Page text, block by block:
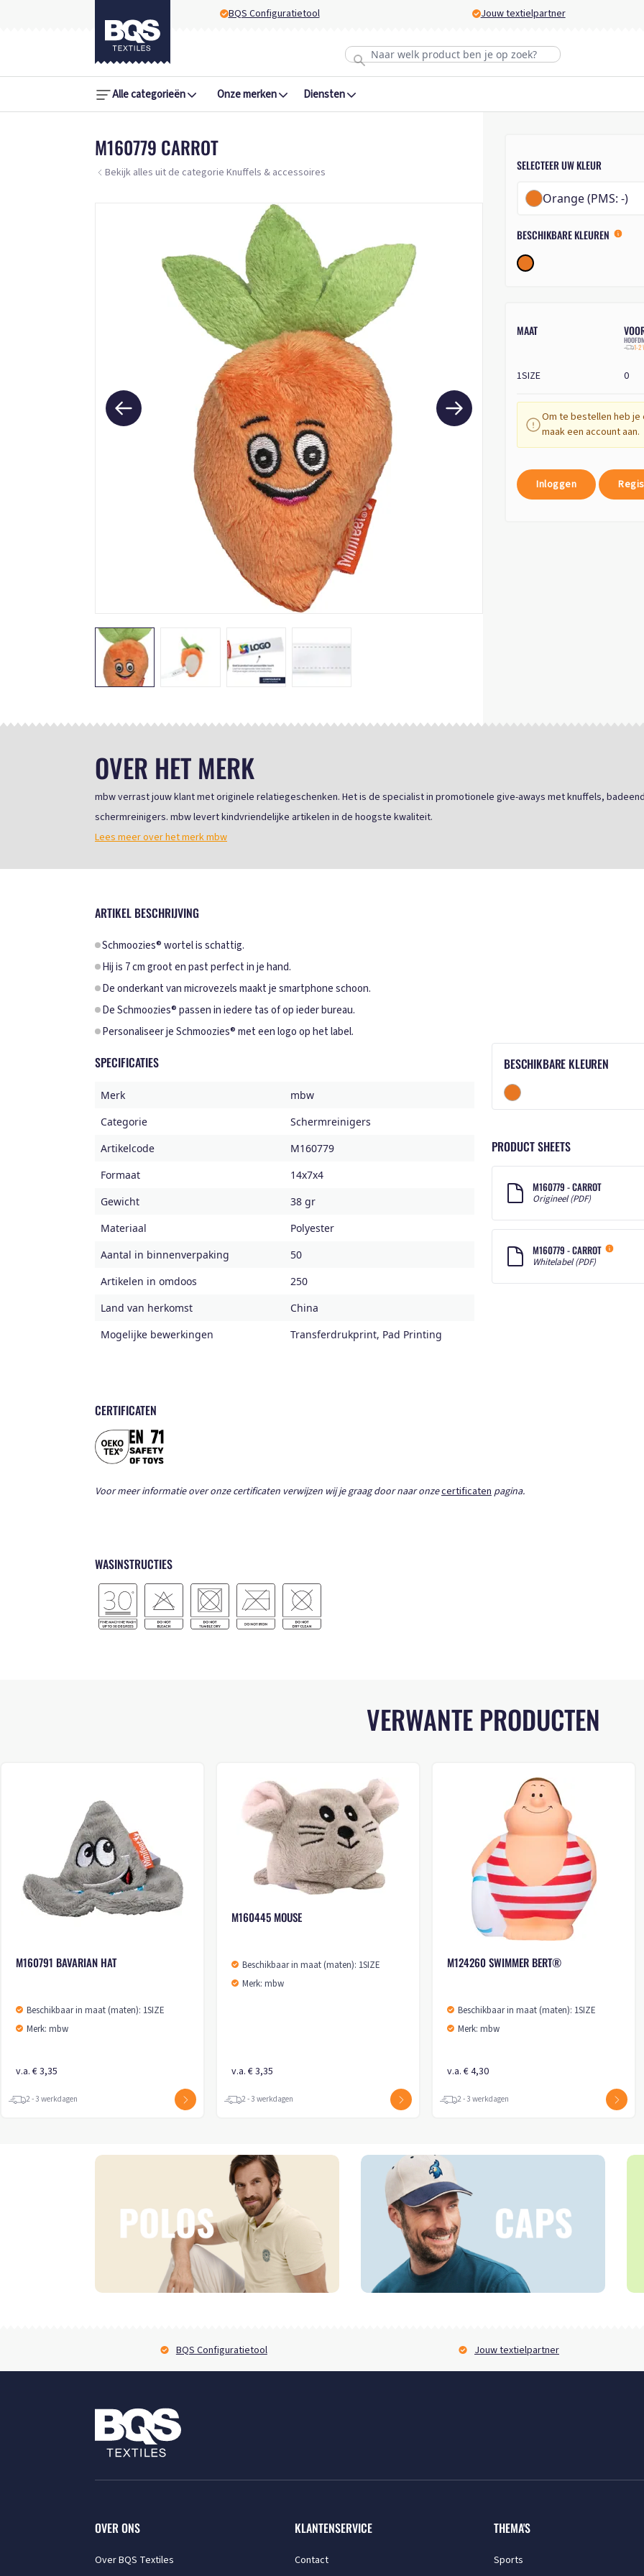
BQS Configuratietool Jouw textielpartner
Alle categorieën Onze merken Diensten
M160779 CARROT
Bekijk alles uit de categorie Knuffels & accessoires SELECTEER UW KLEUR
Orange (PMS: -)
BESCHIKBARE KLEUREN
MAAT
1-2
1SIZE 0
Om te bestellen heb je
maak een account aan.
Inloggen
OVER HET MERK
mbw verrast jouw klant met originele relatiegeschenken. Het is de specialist in promotionele give-aways met knuffels,
schermreinigers. mbw levert kindvriendelijke artikelen in de hoogste kwaliteit.
Lees meer over het merk mbw
ARTIKEL BESCHRIJVING
Schmoozies® wortel is schattig.
Hij is 7 cm groot en past perfect in je hand.
De onderkant van microvezels maakt je smartphone schoon.
De Schmoozies® passen in iedere tas of op ieder bureau.
Personaliseer je Schmoozies® met een logo op het label.
SPECIFICATIES
Merk
mbw
Categorie
Schermreinigers
Artikelcode
M160779
Formaat
14x7x4
Gewicht
38 gr
Materiaal
Polyester
Aantal in binnenverpaking
50
Artikelen in omdoos
250
Land van herkomst
China
Mogelijke bewerkingen
Transferdrukprint, Pad Printing
BESCHIKBARE KLEUREN
PRODUCT SHEETS
M160779 - CARROT
Origineel (PDF)
M160779 - CARROT
Whitelabel (PDF)
CERTIFICATEN
Voor meer informatie over onze certificaten verwijzen wij je graag door naar onzecertificatenpagina.
WASINSTRUCTIES
VERWANTE PRODUCTEN
M160791 BAVARIAN HAT
Beschikbaar in maat (maten): 1SIZE
Merk: mbw
v.a. € 3,35
2 - 3 werkdagen
M160445 MOUSE
Beschikbaar in maat (maten): 1SIZE
Merk: mbw
v.a. € 3,35
2 - 3 werkdagen
M124260 SWIMMER BERT®
Beschikbaar in maat (maten): 1SIZE
Merk: mbw
v.a. € 4,30
2 - 3 werkdagen
BQS Configuratietool Jouw textielpartner
OVER ONS
Over BQS Textiles
KLANTENSERVICE
Contact
THEMA'S
Sports